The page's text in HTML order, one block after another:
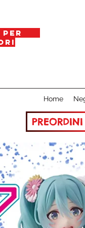
per
Home
PREORDINI